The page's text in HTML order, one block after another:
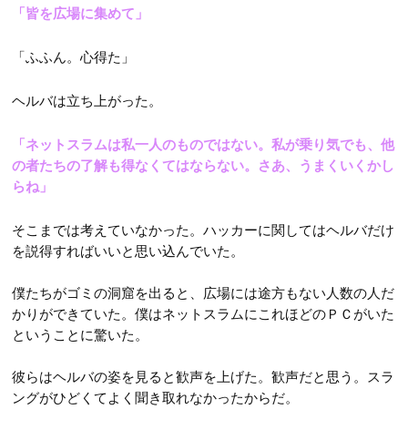
「皆を広場に集めて」
「ふふん。心得た」
ヘルバは立ち上がった。
「ネットスラムは私一人のものではない。私が乗り気でも、他
の者たちの了解も得なくてはならない。さあ、うまくいくかし
らね」
そこまでは考えていなかった。ハッカーに関してはヘルバだけ
を説得すればいいと思い込んでいた。
僕たちがゴミの洞窟を出ると、広場には途方もない人数の人だ
かりができていた。僕はネットスラムにこれほどのＰＣがいた
ということに驚いた。
彼らはヘルバの姿を見ると歓声を上げた。歓声だと思う。スラ
ングがひどくてよく聞き取れなかったからだ。